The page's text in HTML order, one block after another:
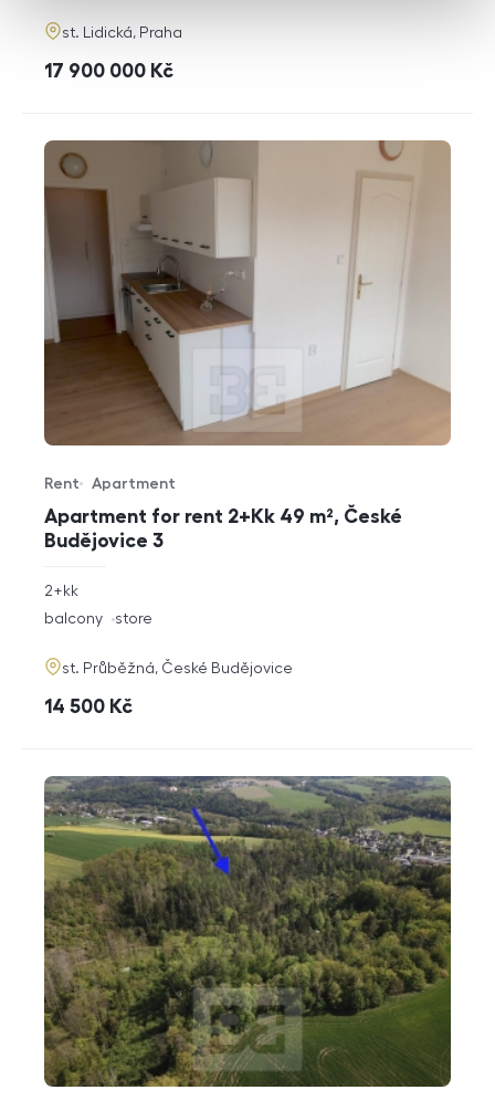
adresa
st. Lidická, Praha
cena
17 900 000 Kč
Apartment for rent 2+Kk 49 m², České
Budějovice 3
Offer type
Rent
Property type
Apartment
rozměry
2+kk
funkce
balcony store
adresa
st. Průběžná, České Budějovice
cena
14 500 Kč